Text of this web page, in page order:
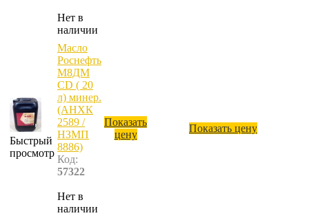
Нет в
наличии
Быстрый
просмотр
Масло
Роснефть
М8ДМ
CD ( 20
л) минер.
(АНХК
2589 /
НЗМП
8886)
Код:
57322
Нет в
наличии
Показать
цену
Показать цену